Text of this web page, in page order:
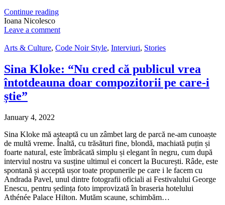
Continue reading
Ioana Nicolesco
Leave a comment
Arts & Culture, Code Noir Style, Interviuri, Stories
Sina Kloke: “Nu cred că publicul vrea
întotdeauna doar compozitorii pe care-i
știe”
January 4, 2022
Sina Kloke mă așteaptă cu un zâmbet larg de parcă ne-am cunoaște
de multă vreme. Înaltă, cu trăsături fine, blondă, machiată puțin și
foarte natural, este îmbrăcată simplu și elegant în negru, cum după
interviul nostru va susține ultimul ei concert la București. Râde, este
spontană și acceptă ușor toate propunerile pe care i le facem cu
Andrada Pavel, unul dintre fotografii oficiali ai Festivalului George
Enescu, pentru ședința foto improvizată în braseria hotelului
Athénée Palace Hilton. Mutăm scaune, schimbăm…